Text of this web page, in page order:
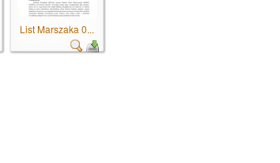
List Marszaka 0...